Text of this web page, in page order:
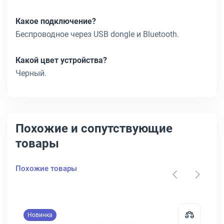
Какое подключение?
Беспроводное через USB dongle и Bluetooth.
Какой цвет устройства?
Черный.
Похожие и сопутствующие
товары
Похожие товары
Новинка